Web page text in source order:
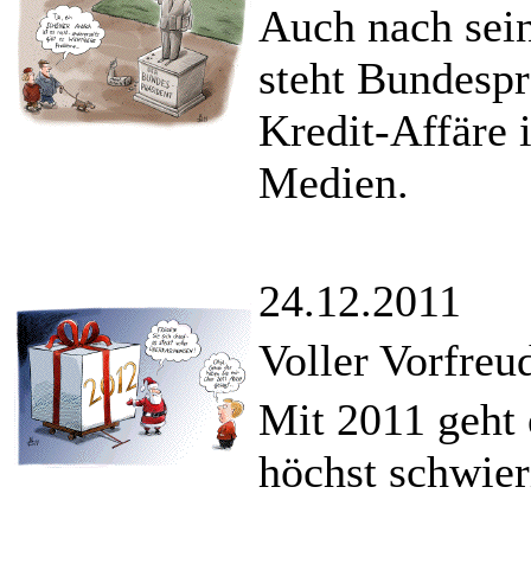
Auch nach
steht
Kredit-Affäre
Medien.
24.12.2011
Voller
Mit 2011 geht
höchst